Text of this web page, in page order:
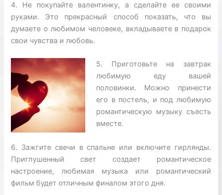
4. Не покупайте валентинку, а сделайте ее своими
руками. Это прекрасный способ показать, что вы
думаете о любимом человеке, вкладываете в подарок
свои чувства и любовь.
5. Приготовьте на завтрак
любимую еду вашей
половинки. Можно принести
его в постель, и под любимую
романтическую музыку съесть
вместе.
6. Зажгите свечи в спальне или включите гирлянды.
Приглушенный свет создает романтическое
настроение, любимая музыка или романтический
фильм будет отличным финалом этого дня.